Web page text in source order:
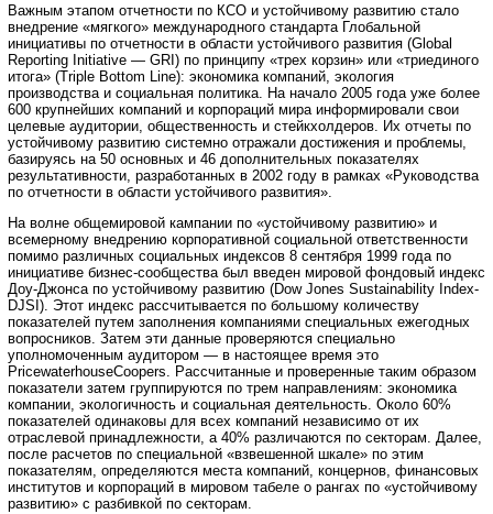
Важным этапом отчетности по КСО и устойчивому развитию стало
внедрение «мягкого» международного стандарта Глобальной
инициативы по отчетности в области устойчивого развития (Global
Reporting Initiative — GRI) по принципу «трех корзин» или «триединого
итога» (Triple Bottom Line): экономика компаний, экология
производства и социальная политика. На начало 2005 года уже более
600 крупнейших компаний и корпораций мира информировали свои
целевые аудитории, общественность и стейкхолдеров. Их отчеты по
устойчивому развитию системно отражали достижения и проблемы,
базируясь на 50 основных и 46 дополнительных показателях
результативности, разработанных в 2002 году в рамках «Руководства
по отчетности в области устойчивого развития».
На волне общемировой кампании по «устойчивому развитию» и
всемерному внедрению корпоративной социальной ответственности
помимо различных социальных индексов 8 сентября 1999 года по
инициативе бизнес-сообщества был введен мировой фондовый индекс
Доу-Джонса по устойчивому развитию (Dow Jones Sustainability Index-
DJSI). Этот индекс рассчитывается по большому количеству
показателей путем заполнения компаниями специальных ежегодных
вопросников. Затем эти данные проверяются специально
уполномоченным аудитором — в настоящее время это
PricewaterhouseCoopers. Рассчитанные и проверенные таким образом
показатели затем группируются по трем направлениям: экономика
компании, экологичность и социальная деятельность. Около 60%
показателей одинаковы для всех компаний независимо от их
отраслевой принадлежности, а 40% различаются по секторам. Далее,
после расчетов по специальной «взвешенной шкале» по этим
показателям, определяются места компаний, концернов, финансовых
институтов и корпораций в мировом табеле о рангах по «устойчивому
развитию» с разбивкой по секторам.